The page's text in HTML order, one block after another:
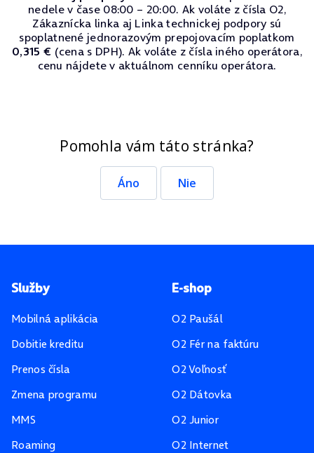
nedele v čase 08:00 – 20:00. Ak voláte z čísla O2,
Zákaznícka linka aj Linka technickej podpory sú
spoplatnené jednorazovým prepojovacím poplatkom
0,315 € (cena s DPH). Ak voláte z čísla iného operátora,
cenu nájdete v aktuálnom cenníku operátora.
Pomohla vám táto stránka?
Áno Nie
Pätička stránky
Služby
Mobilná aplikácia
Dobitie kreditu
Prenos čísla
Zmena programu
MMS
Roaming
E-shop
O2 Paušál
O2 Fér na faktúru
O2 Voľnosť
O2 Dátovka
O2 Junior
O2 Internet